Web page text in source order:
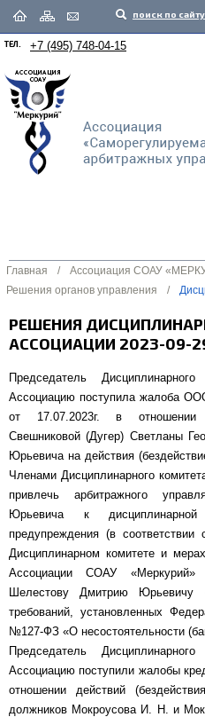
поиск по сайту
ТЕЛ. +7 (495) 748-04-15
Главная / Ассоциация СОАУ
Решения органов управления
/
РЕШЕНИЯ
АССОЦИАЦИИ 2023-09-
Председатель
Ассоциацию поступила жалоба
от 17.07.2023г. в отношении
Свешниковой (Дугер) Светланы
Юрьевича на действия
Членами Дисциплинарного
привлечь арбитражного
Юрьевича к
предупреждения (в
Дисциплинарном комитете и
Ассоциации СОАУ «Меркурий»
Шелестову Дмитрию Юрьевичу
требований, установленных
№127-ФЗ «О несостоятельности
Председатель
Ассоциацию поступили жалобы
отношении действий
должников Мокроусова И. Н. и